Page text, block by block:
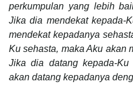
perkumpulan yang lebih
Jika dia mendekat kepada-
mendekat kepadanya
Ku sehasta, maka Aku akan
Jika dia datang kepada-
akan datang kepadanya